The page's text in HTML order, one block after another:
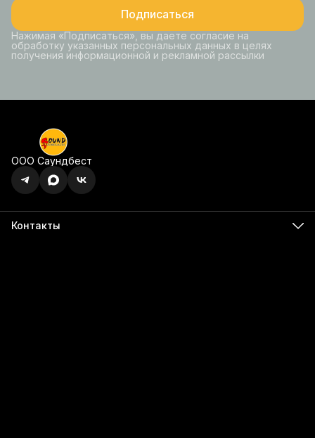
Подписаться
Нажимая «Подписаться», вы даете согласие на
обработку указанных персональных данных в целях
получения информационной и рекламной рассылки
ООО Саундбест
Контакты